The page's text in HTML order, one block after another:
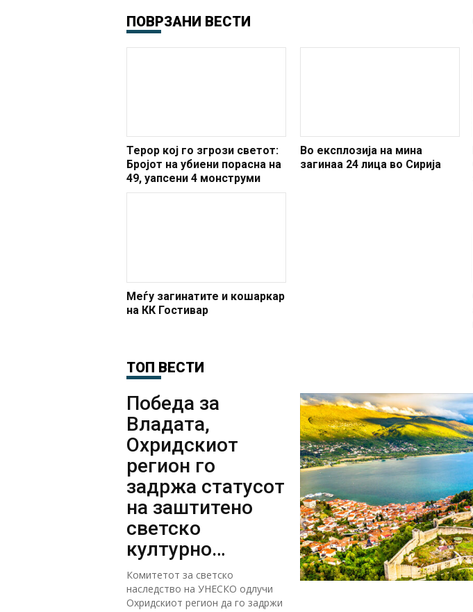
ПОВРЗАНИ ВЕСТИ
Терор кој го згрози светот:
Бројот на убиени порасна на
49, уапсени 4 монструми
Во експлозија на мина
загинаа 24 лица во Сирија
Меѓу загинатите и кошаркар
на КК Гостивар
ТОП ВЕСТИ
Победа за
Владата,
Охридскиот
регион го
задржа статусот
на заштитено
светско
културно
наследство
Комитетот за светско
наследство на УНЕСКО одлучи
Охридскиот регион да го задржи